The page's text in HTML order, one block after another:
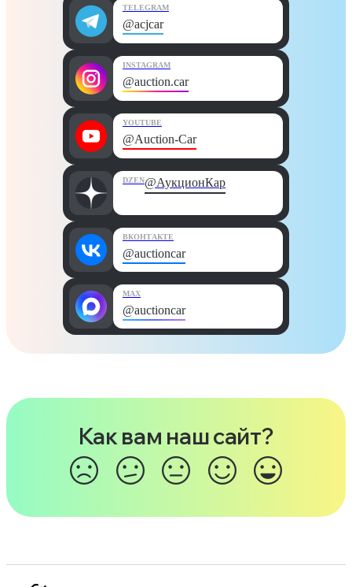
TELEGRAM
@acjcar
INSTAGRAM
@auction.car
YOUTUBE
@Auction-Car
DZEN@АукционКар
ВКОНТАКТЕ
@auctioncar
MAX
@auctioncar
Как вам наш сайт?